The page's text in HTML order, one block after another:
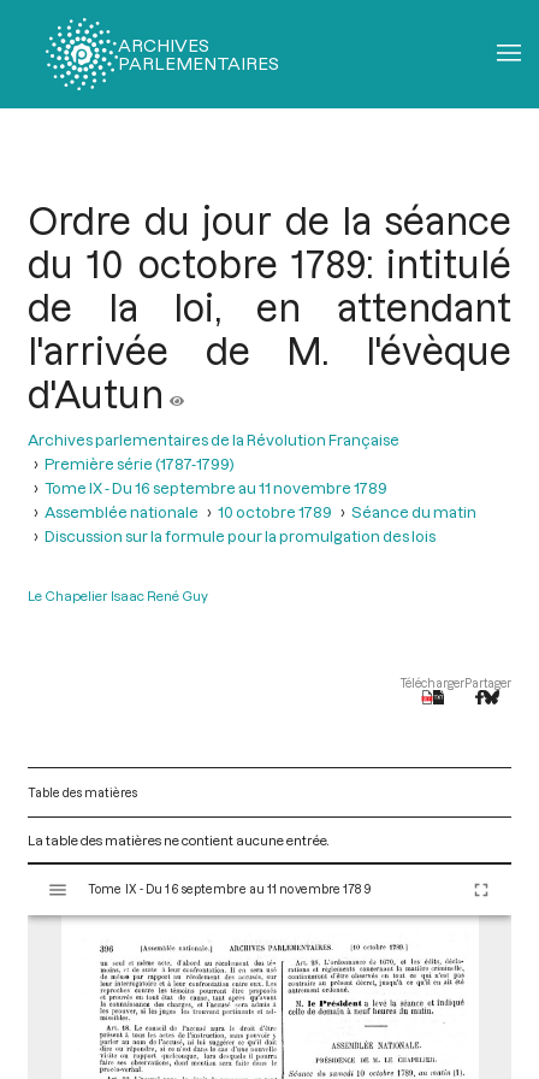
ARCHIVES
PARLEMENTAIRES
Ordre du jour de la séance
du 10 octobre 1789: intitulé
de la loi, en attendant
l'arrivée de M. l'évèque
d'Autun
Archives parlementaires de la Révolution Française
Première série (1787-1799)
Tome IX - Du 16 septembre au 11 novembre 1789
Assemblée nationale
10 octobre 1789
Séance du matin
Discussion sur la formule pour la promulgation des lois
Le Chapelier Isaac René Guy
TéléchargerPartager
Table des matières
La table des matières ne contient aucune entrée.
s
Tome IX - Du 16 septembre au 11 novembre 1789